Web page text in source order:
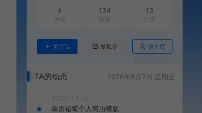
4
评论
134
标签
13
分类
关注Ta 发私信 进主页
TA的动态 2026年8月7日 星期五
2023-12-22
单页铅笔个人简历模版